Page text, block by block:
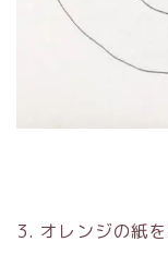
3. オレンジの紙を